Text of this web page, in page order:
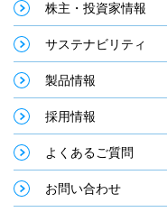
株主・投資家情報
サステナビリティ
製品情報
採用情報
よくあるご質問
お問い合わせ